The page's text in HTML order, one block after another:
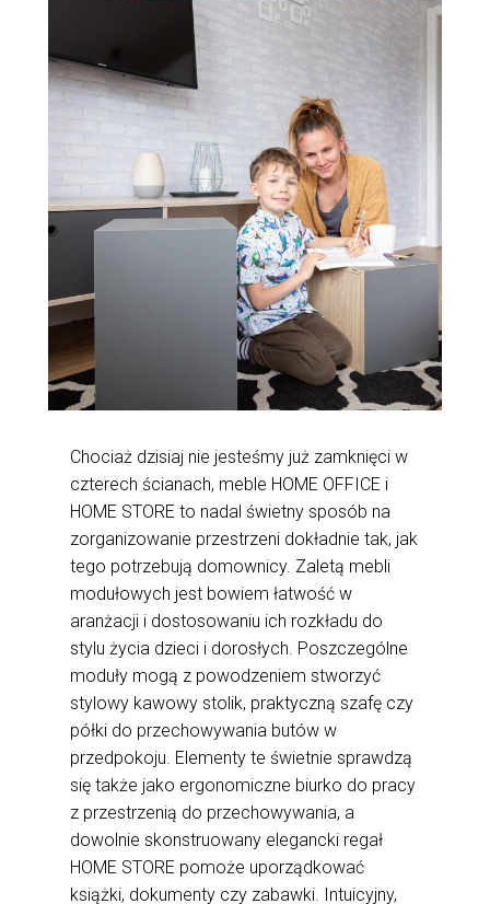
Chociaż dzisiaj nie jesteśmy już zamknięci w
czterech ścianach, meble HOME OFFICE i
HOME STORE to nadal świetny sposób na
zorganizowanie przestrzeni dokładnie tak, jak
tego potrzebują domownicy. Zaletą mebli
modułowych jest bowiem łatwość w
aranżacji i dostosowaniu ich rozkładu do
stylu życia dzieci i dorosłych. Poszczególne
moduły mogą z powodzeniem stworzyć
stylowy kawowy stolik, praktyczną szafę czy
półki do przechowywania butów w
przedpokoju. Elementy te świetnie sprawdzą
się także jako ergonomiczne biurko do pracy
z przestrzenią do przechowywania, a
dowolnie skonstruowany elegancki regał
HOME STORE pomoże uporządkować
książki, dokumenty czy zabawki. Intuicyjny,